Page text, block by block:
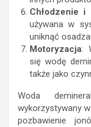
Chłodzenie i
używana w
uniknąć
Motoryzacja:
się wodę
także jako
Woda
wykorzystywany
pozbawienie